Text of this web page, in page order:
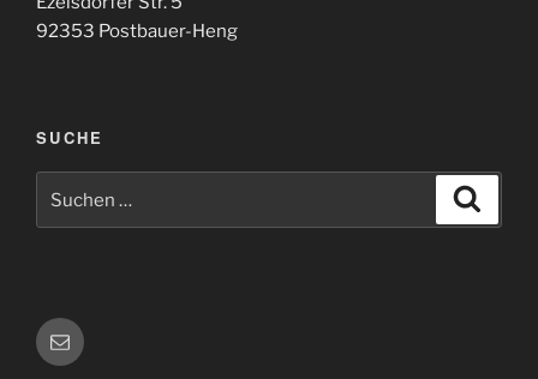
92353 Postbauer-Heng
SUCHE
nach:
E-
Mail